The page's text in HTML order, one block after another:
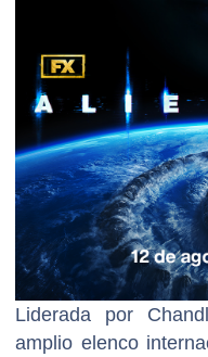
Liderada por
amplio elenco